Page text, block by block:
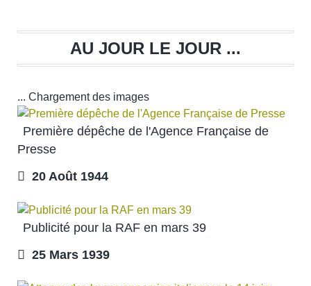
AU JOUR LE JOUR ...
... Chargement des images
Première dépêche de l'Agence Française de
Presse
20 Août 1944
Publicité pour la RAF en mars 39
25 Mars 1939